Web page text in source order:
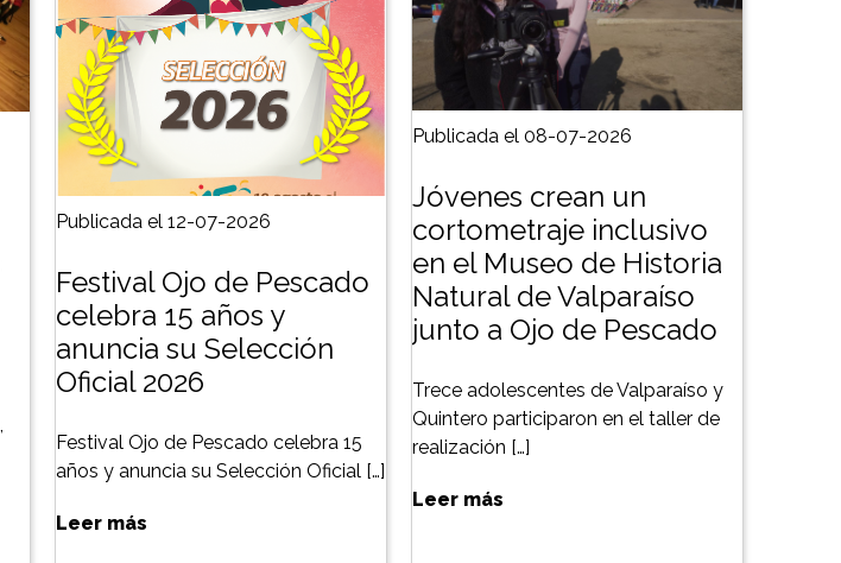
Publicada el 12-07-2026
Festival Ojo de Pescado
celebra 15 años y
anuncia su Selección
Oficial 2026
Festival Ojo de Pescado celebra 15
años y anuncia su Selección Oficial […]
Leer más
Publicada el 08-07-2026
Jóvenes crean un
cortometraje inclusivo
en el Museo de Historia
Natural de Valparaíso
junto a Ojo de Pescado
Trece adolescentes de Valparaíso y
Quintero participaron en el taller de
realización […]
Leer más